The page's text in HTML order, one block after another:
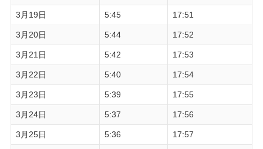
3月19日 5:45 17:51
3月20日 5:44 17:52
3月21日 5:42 17:53
3月22日 5:40 17:54
3月23日 5:39 17:55
3月24日 5:37 17:56
3月25日 5:36 17:57